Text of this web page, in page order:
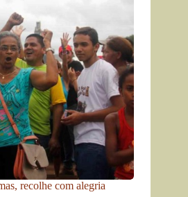
recolhe com alegria